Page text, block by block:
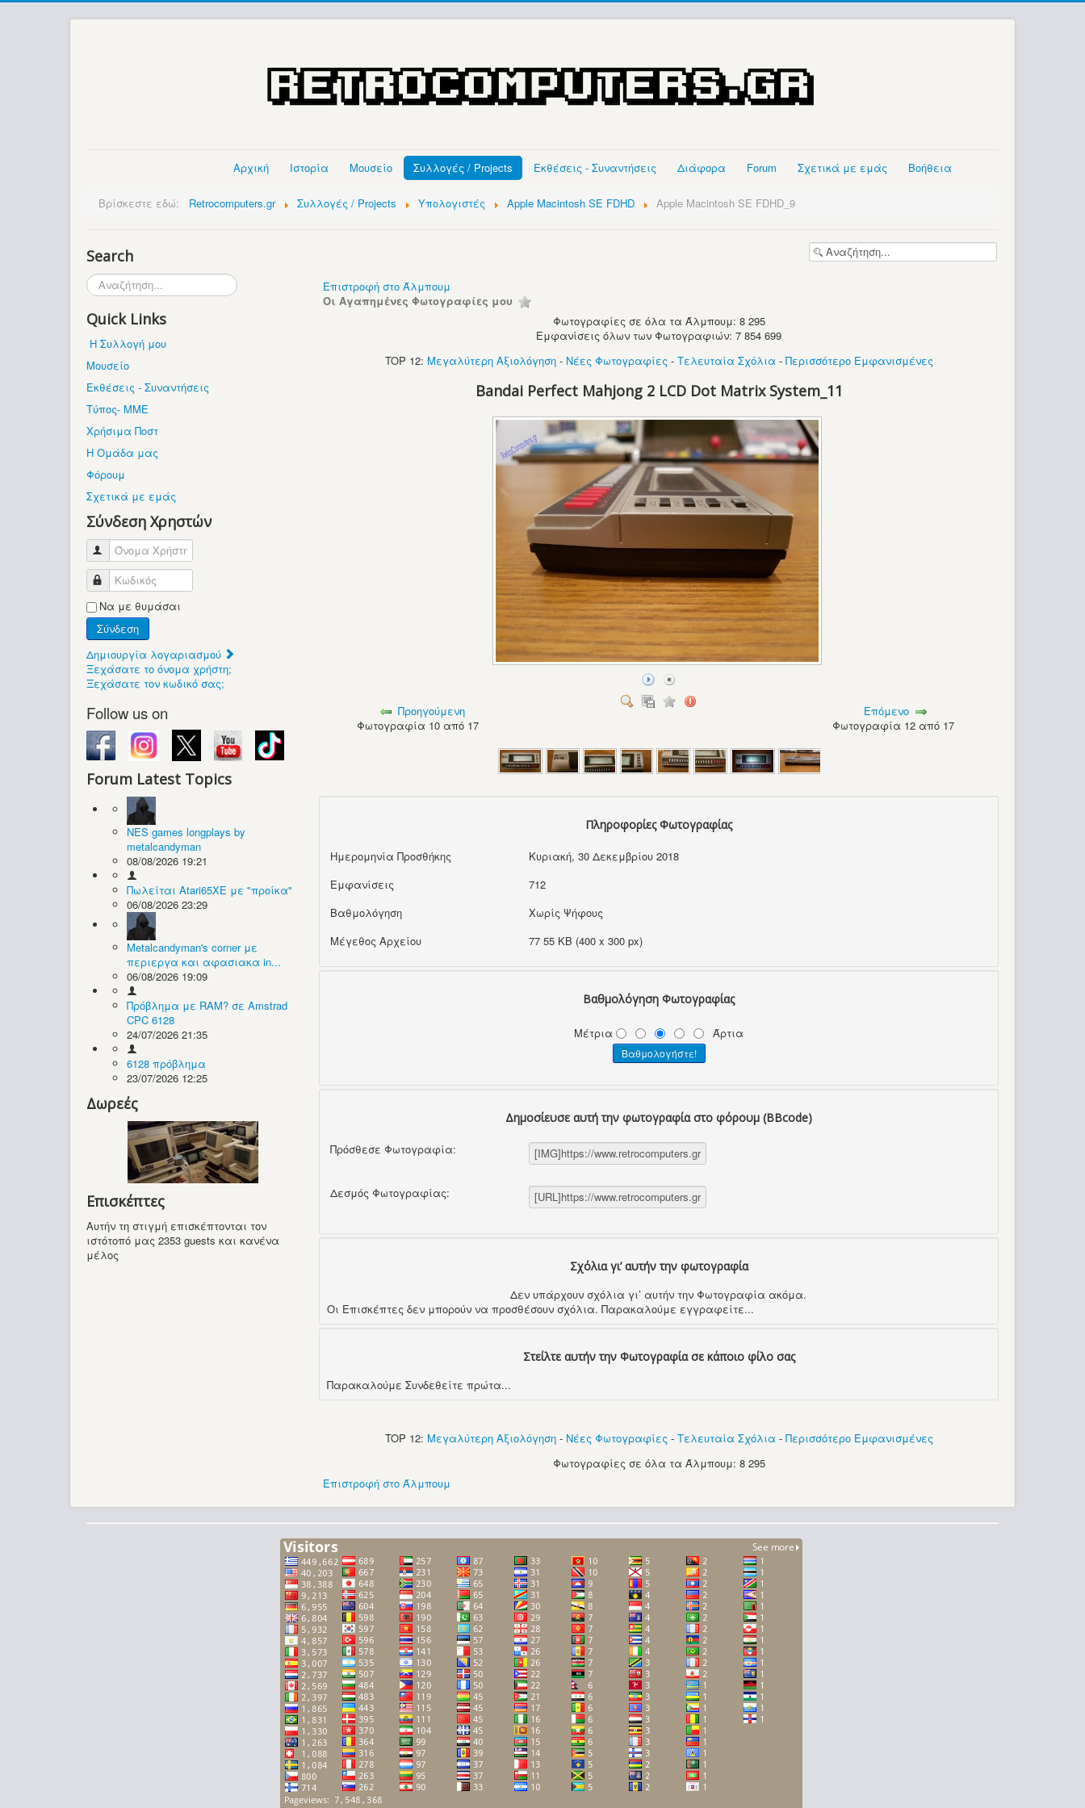
Αρχική Ιστορία Μουσείο Συλλογές / Projects Εκθέσεις - Συναντήσεις Διάφορα Forum Σχετικά με εμάς Βοήθεια
Βρίσκεστε εδώ: Retrocomputers.gr Συλλογές / Projects Υπολογιστές Apple Macintosh SE FDHD Apple Macintosh SE FDHD_9
Search
Αναζήτηση...
Quick Links
Η Συλλογή μου
Μουσείο
Εκθέσεις - Συναντήσεις
Τύπος- ΜΜΕ
Χρήσιμα Ποστ
Η Ομάδα μας
Φόρουμ
Σχετικά με εμάς
Σύνδεση Χρηστών
Όνομα Χρήστη
Κωδικός
Να με θυμάσαι
Σύνδεση
Δημιουργία λογαριασμού
Ξεχάσατε το όνομα χρήστη;
Ξεχάσατε τον κωδικό σας;
Follow us on
Forum Latest Topics
NES games longplays by
metalcandyman
08/08/2026 19:21
Πωλείται Atari65XE με "προίκα"
06/08/2026 23:29
Metalcandyman's corner με
περιεργα και αφασιακα in...
06/08/2026 19:09
Πρόβλημα με RAM? σε Amstrad
CPC 6128
24/07/2026 21:35
6128 πρόβλημα
23/07/2026 12:25
Δωρεές
Επισκέπτες
Αυτήν τη στιγμή επισκέπτονται τον
ιστότοπό μας 2353 guests και κανένα
μέλος
Επιστροφή στο Άλμπουμ
Οι Αγαπημένες Φωτογραφίες μου
Φωτογραφίες σε όλα τα Άλμπουμ: 8 295
Εμφανίσεις όλων των Φωτογραφιών: 7 854 699
TOP 12: Μεγαλύτερη Αξιολόγηση- Νέες Φωτογραφίες - Τελευταία Σχόλια - Περισσότερο Εμφανισμένες
Bandai Perfect Mahjong 2 LCD Dot Matrix System_11
Προηγούμενη
Φωτογραφία 10 από 17
Επόμενο
Φωτογραφία 12 από 17
Πληροφορίες Φωτογραφίας
Ημερομηνία Προσθήκης
Κυριακή, 30 Δεκεμβρίου 2018
Εμφανίσεις
712
Βαθμολόγηση
Χωρίς Ψήφους
Μέγεθος Αρχείου
77 55 KB (400 x 300 px)
Βαθμολόγηση Φωτογραφίας
Μέτρια Άρτια
Δημοσίευσε αυτή την φωτογραφία στο φόρουμ (BBcode)
Πρόσθεσε Φωτογραφία:
Δεσμός Φωτογραφίας:
Σχόλια γι’ αυτήν την φωτογραφία
Δεν υπάρχουν σχόλια γι’ αυτήν την Φωτογραφία ακόμα.
Οι Επισκέπτες δεν μπορούν να προσθέσουν σχόλια. Παρακαλούμε εγγραφείτε...
Στείλτε αυτήν την Φωτογραφία σε κάποιο φίλο σας
Παρακαλούμε Συνδεθείτε πρώτα...
TOP 12: Μεγαλύτερη Αξιολόγηση- Νέες Φωτογραφίες - Τελευταία Σχόλια - Περισσότερο Εμφανισμένες
Φωτογραφίες σε όλα τα Άλμπουμ: 8 295
Επιστροφή στο Άλμπουμ